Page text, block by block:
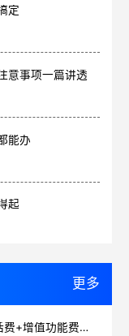
定
意事项一篇讲透
能办
起
更多
400电话收费怎么算？预存话费+赠送话费+增值功能费透明实惠